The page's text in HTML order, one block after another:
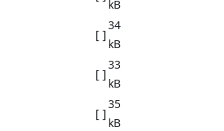
kB
[ ]
34
kB
[ ]
33
kB
[ ]
35
kB